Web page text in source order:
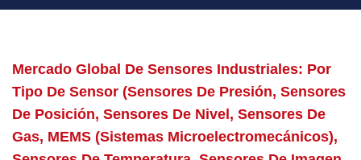
Mercado Global De Sensores Industriales: Por
Tipo De Sensor (sensores De Presión, Sensores
De Posición, Sensores De Nivel, Sensores De
Gas, MEMS (sistemas Microelectromecánicos),